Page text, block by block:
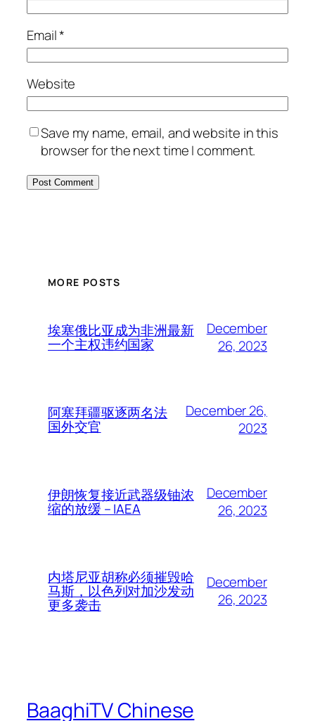
Email*
Website
Save my name, email, and website in this
browser for the next time I comment.
MORE POSTS
埃塞俄比亚成为非洲最新
一个主权违约国家
December
26, 2023
阿塞拜疆驱逐两名法
国外交官
December 26,
2023
伊朗恢复接近武器级铀浓
缩的放缓 – IAEA
December
26, 2023
内塔尼亚胡称必须摧毁哈
马斯，以色列对加沙发动
更多袭击
December
26, 2023
BaaghiTV Chinese